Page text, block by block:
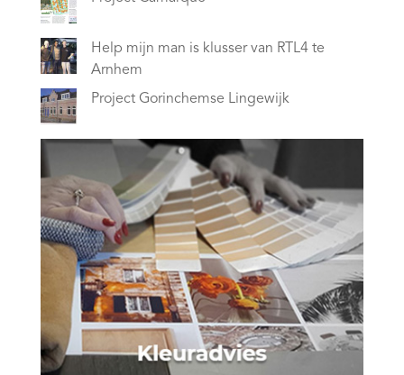
Help mijn man is klusser van RTL4 te
Arnhem
Project Gorinchemse Lingewijk